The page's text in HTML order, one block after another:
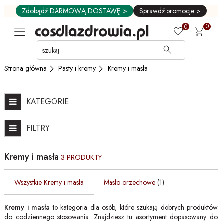
Przejdź
GŁÓWNEJ
ZAWARTOŚCI
PRODUKTÓW
MENU
UŻYTKOWNIKA
Zdobądź DARMOWĄ DOSTAWĘ > Sprawdź promocje >
0 0
Strona główna Pasty i kremy Kremy i masła
KATEGORIE
FILTRY
Kremy i masła 3 PRODUKTY
Wszystkie Kremy i masła Masło orzechowe (1)
Kremy i masła to kategoria dla osób, które szukają dobrych produktów
do codziennego stosowania. Znajdziesz tu asortyment dopasowany do